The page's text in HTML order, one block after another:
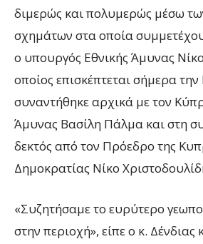
διμερώς και πολυμερώς μέσω
σχημάτων στα οποία
ο υπουργός Εθνικής Άμυνας
οποίος επισκέπτεται σήμερα
συναντήθηκε αρχικά με τον
Άμυνας Βασίλη Πάλμα και στη
δεκτός από τον Πρόεδρο της
Δημοκρατίας Νίκο
«Συζητήσαμε το ευρύτερο
στην περιοχή», είπε ο κ. Δένδιας